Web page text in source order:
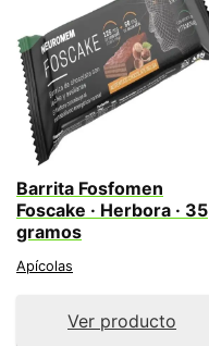
Barrita Fosfomen
Foscake · Herbora · 35
gramos
Apícolas
Ver producto